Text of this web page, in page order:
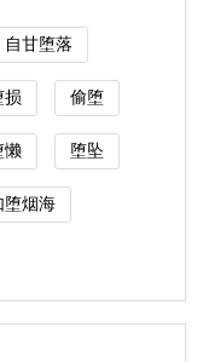
自甘堕落
损 偷堕
懒 堕坠
堕烟海